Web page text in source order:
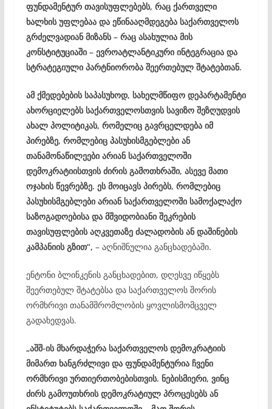
ფუნდამენტურ თავისუფლებებს, რაც ქართველი
ხალხის უფლებაა და ეწინააღმდეგება საქართველოს
გრძელვადიან მიზანს – რაც ასახულია მის
კონსტიტუციაში – ევროატლანტიკური ინტეგრაცია და
სტრატეგიული პარტნიორობა შეერთებულ შტატებთან.
ამ ქმედებების საპასუხოდ, სახელმწიფო დეპარტამენტი
ახორციელებს საქართველოსთვის სავიზო შეზღუდვის
ახალ პოლიტიკას, რომელიც გავრცელდება იმ
პირებზე, რომლებიც პასუხისმგებლები ან
თანამონაწილეები არიან საქართველოში
დემოკრატიისთვის ძირის გამოთხრაში, ასევე მათი
ოჯახის წევრებზე. ეს მოიცავს პირებს, რომლებიც
პასუხისმგებლები არიან საქართველოში სამოქალაქო
საზოგადოებისა და მშვიდობიანი შეკრების
თავისუფლების აღკვეთაზე ძალადობის ან დაშინების
კამპანიის გზით“, – აღნიშნულია განცხადებაში.
ენტონი ბლინკენის განცხადებით, დღესვე იწყებს
შეერთებულ შტატებსა და საქართველოს შორის
ორმხრივი თანამშრომლობის ყოვლისმომცველ
გადახედვას.
„აშშ-ის მხარდაჭერა საქართველოს დემოკრატიის
მიმართ ხანგრძლივი და ფუნდამენტურია ჩვენი
ორმხრივი ურთიერთობებისთვის. ნებისმიერი, ვინც
ძირს გამოუთხრის დემოკრატიულ პროცესებს ან